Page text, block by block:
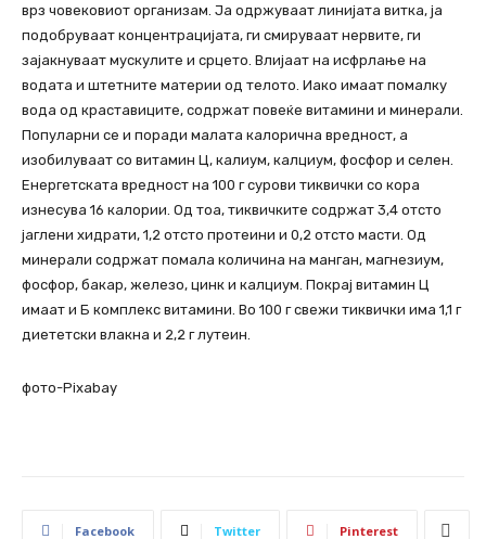
врз човековиот организам. Ја одржуваат линијата витка, ја
подобруваат концентрацијата, ги смируваат нервите, ги
зајакнуваат мускулите и срцето. Влијаат на исфрлање на
водата и штетните материи од телото. Иако имаат помалку
вода од краставиците, содржат повеќе витамини и минерали.
Популарни се и поради малата калорична вредност, а
изобилуваат со витамин Ц, калиум, калциум, фосфор и селен.
Енергетската вредност на 100 г сурови тиквички со кора
изнесува 16 калории. Од тоа, тиквичките содржат 3,4 отсто
јаглени хидрати, 1,2 отсто протеини и 0,2 отсто масти. Од
минерали содржат помала количина на манган, магнезиум,
фосфор, бакар, железо, цинк и калциум. Покрај витамин Ц
имаат и Б комплекс витамини. Во 100 г свежи тиквички има 1,1 г
диететски влакна и 2,2 г лутеин.
фото-Pixabay
Facebook Twitter Pinterest